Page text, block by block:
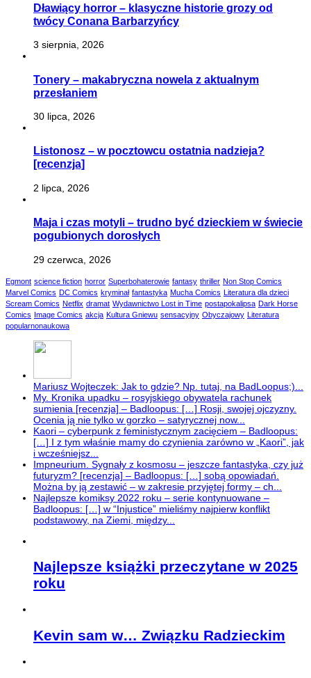
Dławiący horror – klasyczne historie grozy od
twócy Conana Barbarzyńcy
3 sierpnia, 2026
Tonery – makabryczna nowela z aktualnym
przesłaniem
30 lipca, 2026
Listonosz – w pocztowcu ostatnia nadzieja?
[recenzja]
2 lipca, 2026
Maja i czas motyli – trudno być dzieckiem w świecie
pogubionych dorosłych
29 czerwca, 2026
Egmont science fiction horror Superbohaterowie fantasy thriller Non Stop Comics
Marvel Comics DC Comics kryminał fantastyka Mucha Comics Literatura dla dzieci
Scream Comics Netflix dramat Wydawnictwo Lost in Time postapokalipsa Dark Horse
Comics Image Comics akcja Kultura Gniewu sensacyjny Obyczajowy Literatura
popularnonaukowa
Mariusz Wojteczek: Jak to gdzie? Np. tutaj, na BadLoopus;)...
My. Kronika upadku – rosyjskiego obywatela rachunek
sumienia [recenzja] – Badloopus: […] Rosji, swojej ojczyzny.
Ocenia ją nie tylko w gorzko – satyrycznej now...
Kaori – cyberpunk z feministycznym zacięciem – Badloopus:
[…] I z tym właśnie mamy do czynienia zarówno w „Kaori”, jak
i wcześniejsz...
Impneurium. Sygnały z kosmosu – jeszcze fantastyka, czy już
futuryzm? [recenzja] – Badloopus: […] sobą opowiadań.
Można by ją zestawić – w zakresie przyjętej formy – ch...
Najlepsze komiksy 2022 roku – serie kontynuowane –
Badloopus: […] w “Injustice” mieliśmy najpierw konflikt
podstawowy, na Ziemi, między...
Najlepsze książki przeczytane w 2025
roku
Kevin sam w… Związku Radzieckim